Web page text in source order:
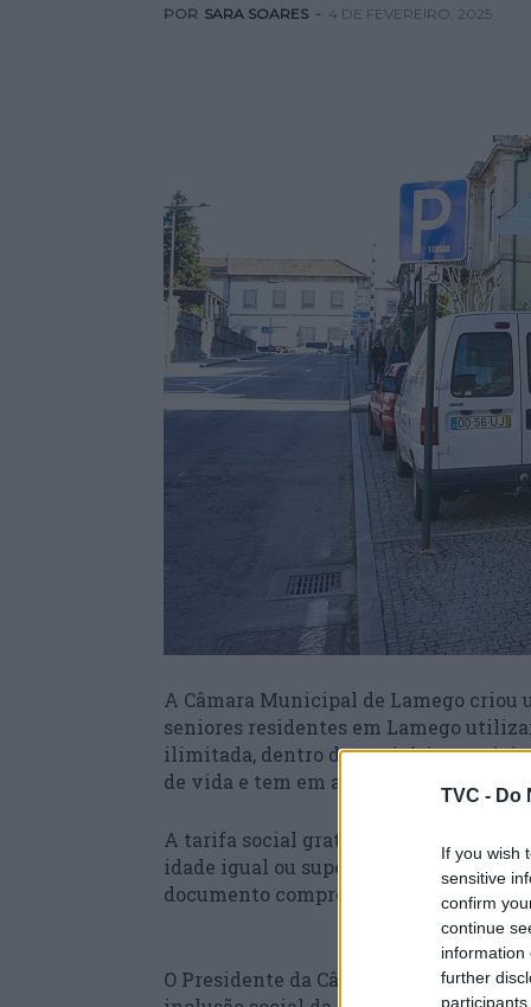
TVC - Do
If you wish
sensitive
confirm
continue
information
further
POR SARA SOARES - 4 DE FEVEREIRO, 2025
A Câmara Municipal de Lamego criou
seniores residentes em Lamego
ilimitada, dentro do território
de vida e tem em atenção os baixos
A tarifa social gratuita do “Cartão
idade igual ou superior a 65 anos ou
documento comprovativo da situação
O Presidente da Câmara Municipal